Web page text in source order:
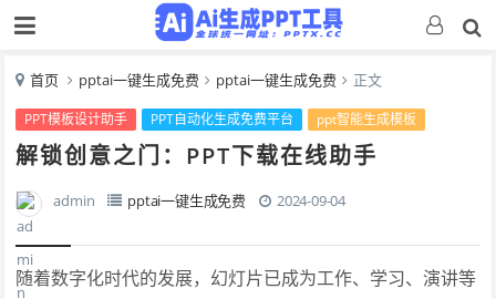
首页 pptai一键生成免费 pptai一键生成免费 正文
PPT模板设计助手 PPT自动化生成免费平台 ppt智能生成模板
解锁创意之门：PPT下载在线助手
admin pptai一键生成免费 2024-09-04
随着数字化时代的发展，幻灯片已成为工作、学习、演讲等